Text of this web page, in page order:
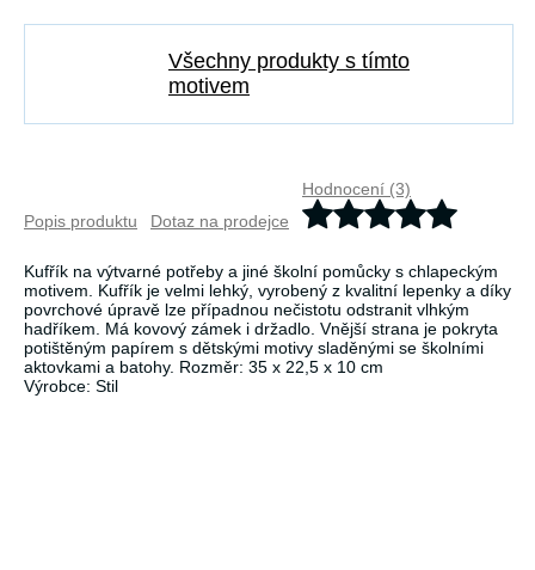
Všechny produkty s tímto
motivem
Popis produktu Dotaz na prodejce
Hodnocení (3)
Kufřík na výtvarné potřeby a jiné školní pomůcky s chlapeckým
motivem. Kufřík je velmi lehký, vyrobený z kvalitní lepenky a díky
povrchové úpravě lze případnou nečistotu odstranit vlhkým
hadříkem. Má kovový zámek i držadlo. Vnější strana je pokryta
potištěným papírem s dětskými motivy sladěnými se školními
aktovkami a batohy. Rozměr: 35 x 22,5 x 10 cm
Výrobce: Stil